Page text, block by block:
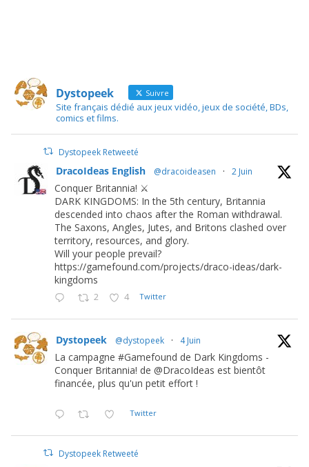
Dystopeek Suivre
Site français dédié aux jeux vidéo, jeux de société, BDs,
comics et films.
Dystopeek Retweeté
DracoIdeas English @dracoideasen · 2 Juin
Conquer Britannia! ⚔️
DARK KINGDOMS: In the 5th century, Britannia
descended into chaos after the Roman withdrawal.
The Saxons, Angles, Jutes, and Britons clashed over
territory, resources, and glory.
Will your people prevail?
https://gamefound.com/projects/draco-ideas/dark-
kingdoms
2 4 Twitter
Dystopeek @dystopeek · 4 Juin
La campagne #Gamefound de Dark Kingdoms -
Conquer Britannia! de @DracoIdeas est bientôt
financée, plus qu'un petit effort !
Twitter
Dystopeek Retweeté